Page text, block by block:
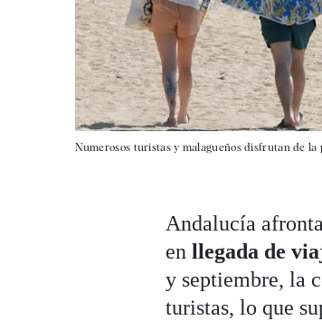
Numerosos turistas y malagueños disfrutan de
Andalucía
enllegada de
y septiembre, la
turistas, lo que